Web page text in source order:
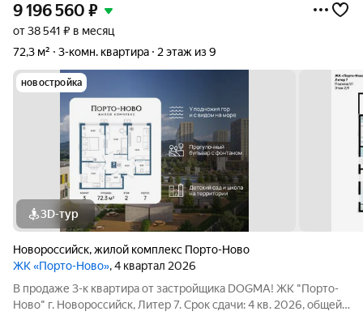
9 196 560 ₽
от 38 541 ₽ в месяц
72,3 м²
3-комн. квартира 2 этаж из 9
новостройка
3D-тур
Новороссийск,жилой комплекс Порто-Ново
ЖК «Порто-Ново», 4 квартал 2026
В продаже 3-к квартира от застройщика DOGMA! ЖК "Порто-
Ново" г. Новороссийск, Литер 7. Срок сдачи: 4 кв. 2026, общей